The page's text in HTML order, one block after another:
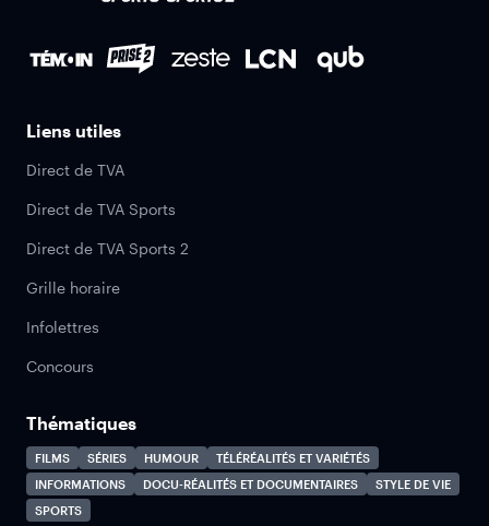
Liens utiles
Direct de TVA
Direct de TVA Sports
Direct de TVA Sports 2
Grille horaire
Infolettres
Concours
Thématiques
FILMS SÉRIES HUMOUR
TÉLÉRÉALITÉS ET VARIÉTÉS
INFORMATIONS
DOCU-RÉALITÉS ET DOCUMENTAIRES
STYLE DE VIE
SPORTS